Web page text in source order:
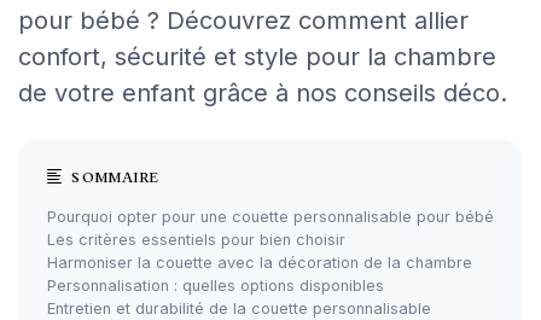
pour bébé ? Découvrez comment allier
confort, sécurité et style pour la chambre
de votre enfant grâce à nos conseils déco.
SOMMAIRE
Pourquoi opter pour une couette personnalisable pour bébé
Les critères essentiels pour bien choisir
Harmoniser la couette avec la décoration de la chambre
Personnalisation : quelles options disponibles
Entretien et durabilité de la couette personnalisable